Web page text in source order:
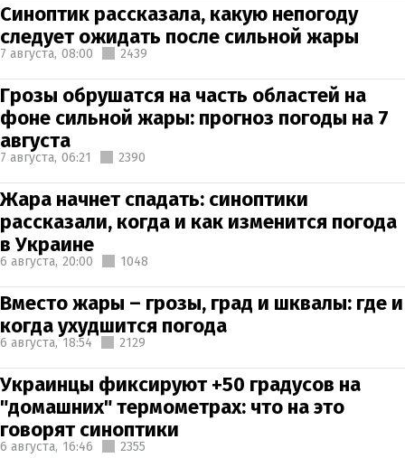
Синоптик рассказала, какую непогоду
следует ожидать после сильной жары
7 августа, 08:00 2439
Грозы обрушатся на часть областей на
фоне сильной жары: прогноз погоды на 7
августа
7 августа, 06:21 2390
Жара начнет спадать: синоптики
рассказали, когда и как изменится погода
в Украине
6 августа, 20:00 1048
Вместо жары – грозы, град и шквалы: где и
когда ухудшится погода
6 августа, 18:54 2129
Украинцы фиксируют +50 градусов на
"домашних" термометрах: что на это
говорят синоптики
6 августа, 16:46 2355